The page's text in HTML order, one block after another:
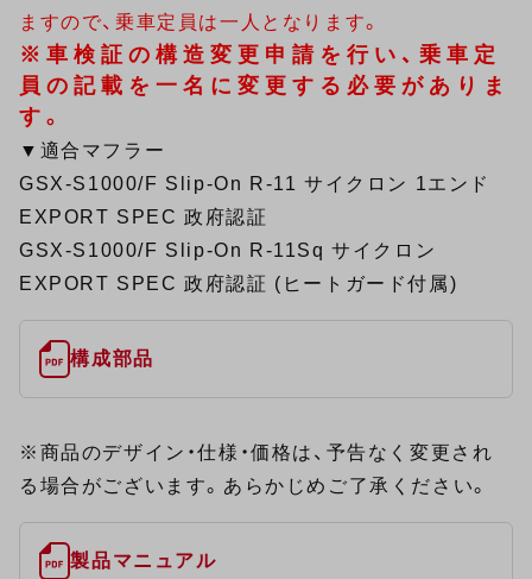
ますので、乗車定員は一人となります。
※車検証の構造変更申請を行い、乗車定
員の記載を一名に変更する必要がありま
す。
▼適合マフラー
GSX-S1000/F Slip-On R-11 サイクロン 1エンド
EXPORT SPEC 政府認証
GSX-S1000/F Slip-On R-11Sq サイクロン
EXPORT SPEC 政府認証 (ヒートガード付属)
構成部品
※商品のデザイン・仕様・価格は、予告なく変更され
る場合がございます。あらかじめご了承ください。
製品マニュアル